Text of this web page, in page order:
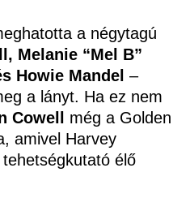
a négytagú
Melanie “Mel B”
Howie Mandel –
a lányt. Ha ez nem
Cowell
még a Golden
amivel Harvey
élő